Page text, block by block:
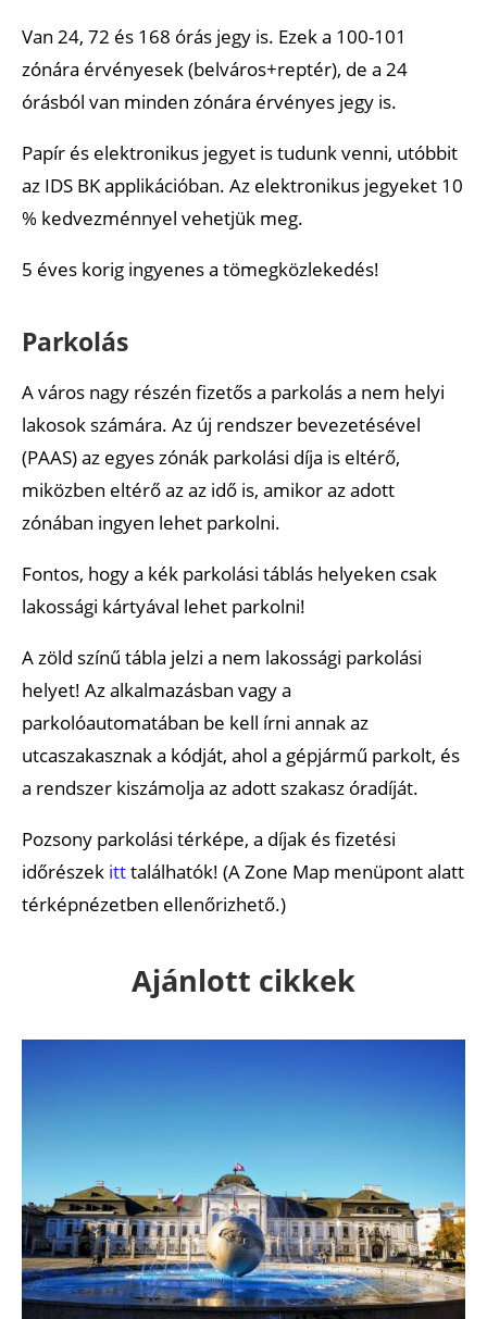
Van 24, 72 és 168 órás jegy is. Ezek a 100-101
zónára érvényesek (belváros+reptér), de a 24
órásból van minden zónára érvényes jegy is.
Papír és elektronikus jegyet is tudunk venni, utóbbit
az IDS BK applikációban. Az elektronikus jegyeket 10
% kedvezménnyel vehetjük meg.
5 éves korig ingyenes a tömegközlekedés!
Parkolás
A város nagy részén fizetős a parkolás a nem helyi
lakosok számára. Az új rendszer bevezetésével
(PAAS) az egyes zónák parkolási díja is eltérő,
miközben eltérő az az idő is, amikor az adott
zónában ingyen lehet parkolni.
Fontos, hogy a kék parkolási táblás helyeken csak
lakossági kártyával lehet parkolni!
A zöld színű tábla jelzi a nem lakossági parkolási
helyet! Az alkalmazásban vagy a
parkolóautomatában be kell írni annak az
utcaszakasznak a kódját, ahol a gépjármű parkolt, és
a rendszer kiszámolja az adott szakasz óradíját.
Pozsony parkolási térképe, a díjak és fizetési
időrészek itttalálhatók! (A Zone Map menüpont alatt
térképnézetben ellenőrizhető.)
Ajánlott cikkek